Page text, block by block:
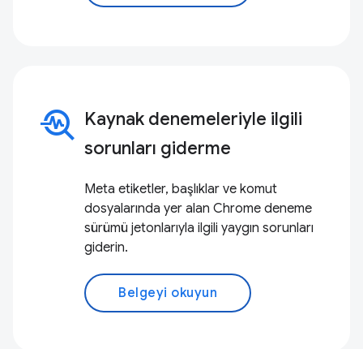
troubleshoot
Kaynak denemeleriyle ilgili
sorunları giderme
Meta etiketler, başlıklar ve komut
dosyalarında yer alan Chrome deneme
sürümü jetonlarıyla ilgili yaygın sorunları
giderin.
Belgeyi okuyun